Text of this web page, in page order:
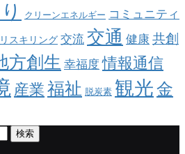
クリーンエネルギー コミュニティ
リスキリング 交流 交通 健康 共創
方創生 幸福度 情報通信
産業 福祉 脱炭素 観光金